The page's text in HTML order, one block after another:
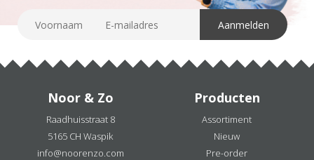
Noor & Zo
Raadhuisstraat 8
5165 CH Waspik
info@noorenzo.com
Producten
Assortiment
Nieuw
Pre-order